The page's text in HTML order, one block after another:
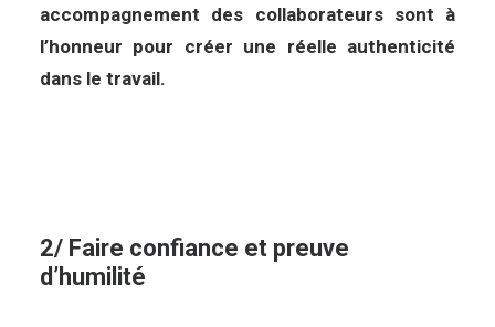
accompagnement des collaborateurs sont à
l’honneur pour créer une réelle authenticité
dans le travail.
2/ Faire confiance et preuve
d’humilité